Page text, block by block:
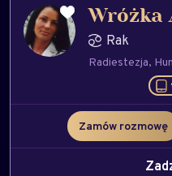
Wróżka
Rak
Radiestezja
Zamów rozmowę